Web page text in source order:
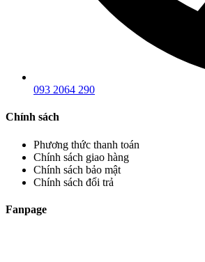
093 2064 290
Chính sách
Phương thức thanh toán
Chính sách giao hàng
Chính sách bảo mật
Chính sách đổi trả
Fanpage